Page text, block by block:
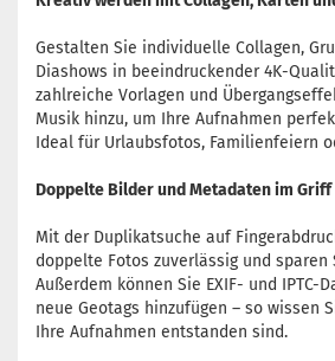
Gestalten Sie individuelle Collagen,
Diashows in beeindruckender 4K-
zahlreiche Vorlagen und
Musik hinzu, um Ihre Aufnahmen
Ideal für Urlaubsfotos, Familienfeiern
Doppelte Bilder und Metadaten im Griff
Mit der Duplikatsuche auf
doppelte Fotos zuverlässig und sparen
Außerdem können Sie EXIF- und IPTC-
neue Geotags hinzufügen – so wissen
Ihre Aufnahmen entstanden sind.